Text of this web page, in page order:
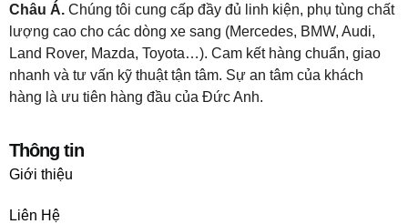
Châu Á. Chúng tôi cung cấp đầy đủ linh kiện, phụ tùng chất
lượng cao cho các dòng xe sang (Mercedes, BMW, Audi,
Land Rover, Mazda, Toyota…). Cam kết hàng chuẩn, giao
nhanh và tư vấn kỹ thuật tận tâm. Sự an tâm của khách
hàng là ưu tiên hàng đầu của Đức Anh.
Thông tin
Giới thiệu
Liên Hệ